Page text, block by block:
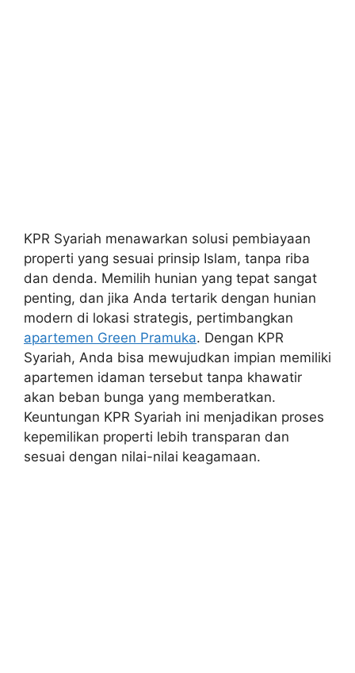
KPR Syariah menawarkan solusi pembiayaan
properti yang sesuai prinsip Islam, tanpa riba
dan denda. Memilih hunian yang tepat sangat
penting, dan jika Anda tertarik dengan hunian
modern di lokasi strategis, pertimbangkan
apartemen Green Pramuka. Dengan KPR
Syariah, Anda bisa mewujudkan impian memiliki
apartemen idaman tersebut tanpa khawatir
akan beban bunga yang memberatkan.
Keuntungan KPR Syariah ini menjadikan proses
kepemilikan properti lebih transparan dan
sesuai dengan nilai-nilai keagamaan.